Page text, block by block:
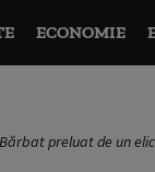
ECONOMIE
Bărbat preluat de un